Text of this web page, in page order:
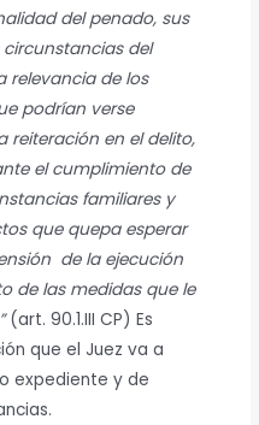
del penado, sus
del
relevancia de los
podrían verse
reiteración en el delito,
el cumplimiento de
familiares y
que quepa esperar
de la ejecución
de las medidas que le
(art. 90.1.III CP) Es
que el Juez va a
expediente y de